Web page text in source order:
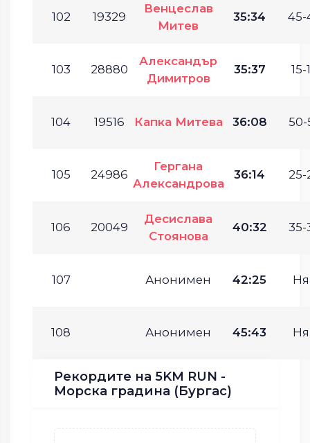
102 19329
Венцеслав
Митев
35:34 45-
103 28880
Александър
Димитров
35:37 15-
104 19516 Капка Митева 36:08 50-
105 24986
Гергана
Александрова
36:14 25-
106 20049
Десислава
Стоянова
40:32 35-
107 Анонимен 42:25
108 Анонимен 45:43
Рекордите на 5KM RUN -
Морска градина (Бургас)